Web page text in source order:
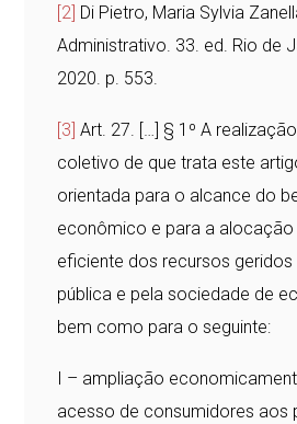
[2] Di Pietro, Maria Sylvia
Administrativo. 33. ed. Rio de
2020. p. 553.
[3] Art. 27. […] § 1º A
coletivo de que trata este
orientada para o alcance do
econômico e para a
eficiente dos recursos
pública e pela sociedade de
bem como para o seguinte:
I – ampliação
acesso de consumidores aos